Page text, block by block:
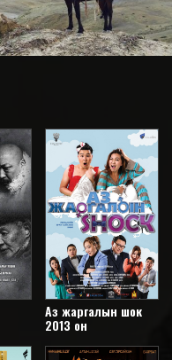
Аз жаргалын шок
2013 он